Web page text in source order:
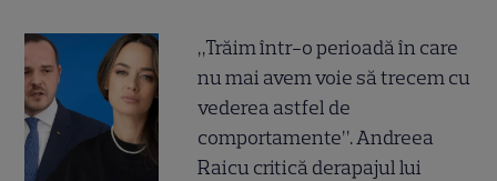
„Trăim într-o perioadă în care
nu mai avem voie să trecem cu
vederea astfel de
comportamente”. Andreea
Raicu critică derapajul lui